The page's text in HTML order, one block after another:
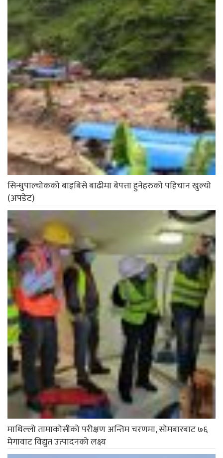
सिन्धुपाल्चोकको बाह्रबिसे बाढीमा बेपत्ता हुनेहरुको पहिचान खुल्यो
(अपडेट)
माथिल्लो तामाकोसीको परीक्षण अन्तिम चरणमा, सोमबारबाट ७६
मेगावाट विद्युत उत्पादनको लक्ष्य